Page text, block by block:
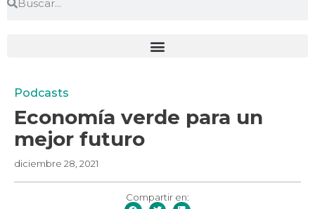
Podcasts
Economía verde para un
mejor futuro
diciembre 28, 2021
Compartir en: